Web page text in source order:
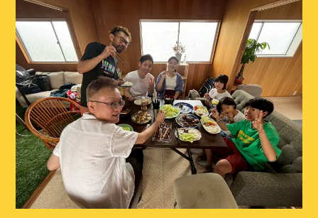
ブログ
イベント
スタッフ
アクセス・会社概要
お問い合わせ